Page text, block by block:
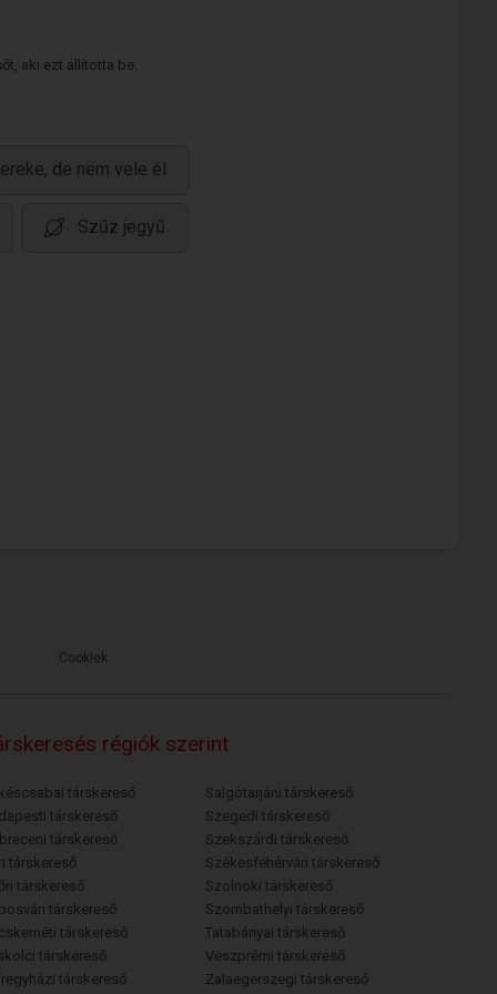
aki ezt állította be.
de nem vele él
Szűz jegyű
Cookiek
régiók szerint
társkereső
társkereső
társkereső
társkereső
társkereső
társkereső
társkereső
társkereső
társkereső
Salgótarjáni társkereső
Szegedi társkereső
Szekszárdi társkereső
Székesfehérvári társkereső
Szolnoki társkereső
Szombathelyi társkereső
Tatabányai társkereső
Veszprémi társkereső
Zalaegerszegi társkereső